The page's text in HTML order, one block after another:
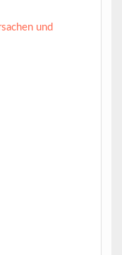
und